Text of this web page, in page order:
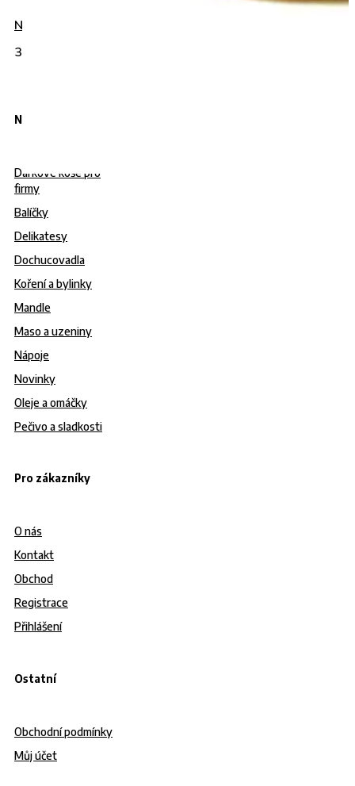
Napište nám do chatu
383
Nabídka
Dárkové koše pro
firmy
Balíčky
Delikatesy
Dochucovadla
Koření a bylinky
Mandle
Maso a uzeniny
Nápoje
Novinky
Oleje a omáčky
Pečivo a sladkosti
Pro zákazníky
O nás
Kontakt
Obchod
Registrace
Přihlášení
Ostatní
Obchodní podmínky
Můj účet